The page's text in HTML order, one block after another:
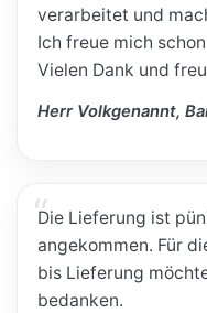
verarbeitet und
Ich freue mich
Vielen Dank und
Herr Volkgenannt,
Die Lieferung ist
angekommen. Für
bis Lieferung
bedanken.